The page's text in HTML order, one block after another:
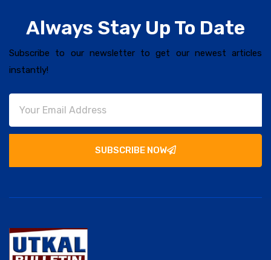
Always Stay Up To Date
Subscribe to our newsletter to get our newest articles
instantly!
SUBSCRIBE NOW